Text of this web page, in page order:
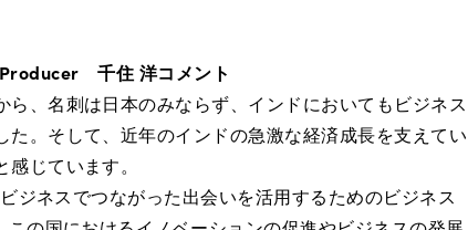
千住 洋コメント
ら、名刺は日本のみならず、インドにおいてもビジネス
。そして、近年のインドの急激な経済成長を支えてい
じています。
ジネスでつながった出会いを活用するためのビジネス